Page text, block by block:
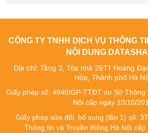
CÔNG TY TNHH DỊCH VỤ THÔNG
NỘI DUNG
Địa chỉ: Tầng 2, Tòa nhà 29T1 Hoàng
Hòa, Thành phố Hà
Giấy phép số: 4940/GP-TTĐT do Sở Thông
Nội cấp ngày 10/10/
Giấy phép sửa đổi, bổ sung (lần 1) số:
Thông tin và Truyền thông Hà Nội cấp